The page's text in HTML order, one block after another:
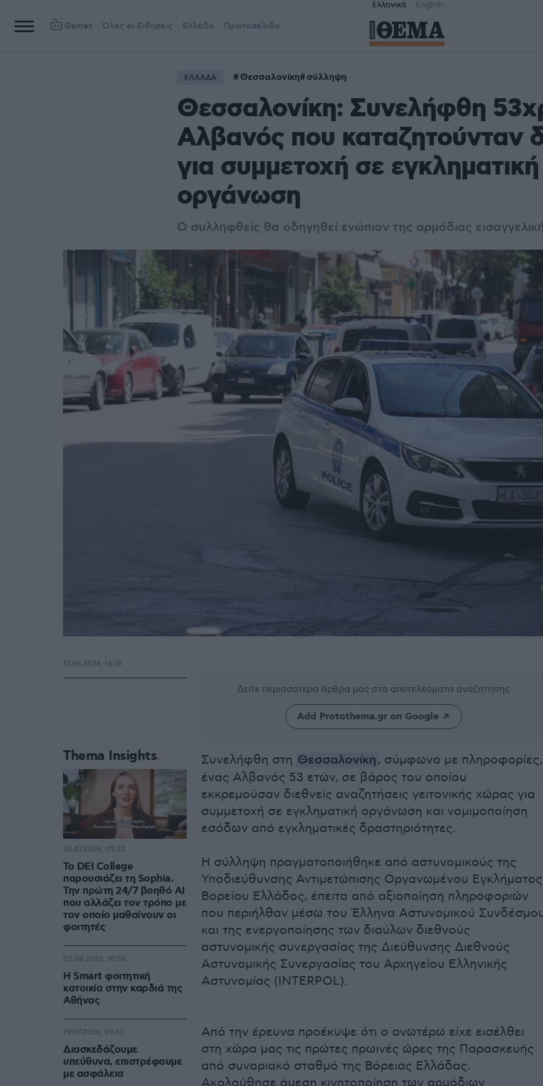
Ελληνικά English
Games Όλες οι Ειδήσεις Ελλάδα Πρωτοσέλιδα
ΕΛΛΑΔΑ Θεσσαλονίκη σύλληψη
Θεσσαλονίκη: Συνελήφθη
Αλβανός που καταζητούνταν
για συμμετοχή σε εγκληματική
οργάνωση
Ο συλληφθείς θα οδηγηθεί ενώπιον της αρμόδιας
Δείτε περισσότερα άρθρα μας στα αποτελέσματα αναζήτησης
Add Protothema.gr on Google
Συνελήφθη στη Θεσσαλονίκη, σύμφωνα με πληροφορίες,
ένας Αλβανός 53 ετών, σε βάρος του οποίου
εκκρεμούσαν διεθνείς αναζητήσεις γειτονικής χώρας για
συμμετοχή σε εγκληματική οργάνωση και νομιμοποίηση
εσόδων από εγκληματικές δραστηριότητες.
Η σύλληψη πραγματοποιήθηκε από αστυνομικούς της
Υποδιεύθυνσης Αντιμετώπισης Οργανωμένου Εγκλήματος
Βορείου Ελλάδος, έπειτα από αξιοποίηση πληροφοριών
που περιήλθαν μέσω του Έλληνα Αστυνομικού
και της ενεργοποίησης των διαύλων διεθνούς
αστυνομικής συνεργασίας της Διεύθυνσης Διεθνούς
Αστυνομικής Συνεργασίας του Αρχηγείου Ελληνικής
Αστυνομίας (INTERPOL).
Από την έρευνα προέκυψε ότι ο ανωτέρω είχε εισέλθει
στη χώρα μας τις πρώτες πρωινές ώρες της Παρασκευής
από συνοριακό σταθμό της Βόρειας Ελλάδας.
Ακολούθησε άμεση κινητοποίηση των αρμόδιων
13.06.2026, 16:18
Thema Insights
Το DEI College
παρουσιάζει τη Sophia.
Την πρώτη 24/7 βοηθό AI
που αλλάζει τον τρόπο με
τον οποίο μαθαίνουν οι
φοιτητές
30.07.2026, 09:33
Η Smart φοιτητική
κατοικία στην καρδιά της
Αθήνας
03.08.2026, 10:56
Διασκεδάζουμε
υπεύθυνα, επιστρέφουμε
με ασφάλεια
29.07.2026, 09:39